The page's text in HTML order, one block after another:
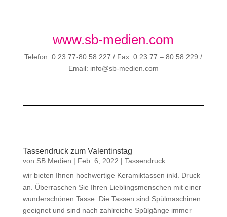
www.sb-medien.com
Telefon: 0 23 77-80 58 227 / Fax: 0 23 77 – 80 58 229 /
Email: info@sb-medien.com
Tassendruck zum Valentinstag
von SB Medien | Feb. 6, 2022 | Tassendruck
wir bieten Ihnen hochwertige Keramiktassen inkl. Druck
an. Überraschen Sie Ihren Lieblingsmenschen mit einer
wunderschönen Tasse. Die Tassen sind Spülmaschinen
geeignet und sind nach zahlreiche Spülgänge immer